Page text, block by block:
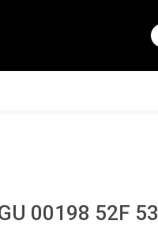
00198 52F 53